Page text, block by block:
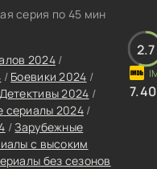
серия по 45 мин
2024/
/ Боевики 2024 /
Детективы 2024 /
сериалы 2024 /
/Зарубежные
с высоким
без сезонов
2.7
7.40